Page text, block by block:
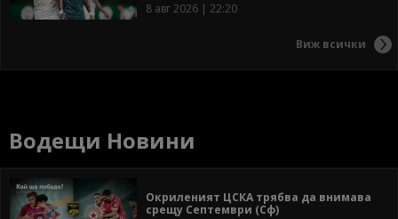
8 авг 2026 | 22:20
Виж всички
Водещи Новини
Окриленият ЦСКА трябва да внимава
срещу Септември (Сф)